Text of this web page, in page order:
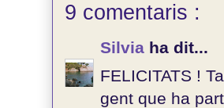
9 comentaris :
Silvia ha dit...
FELICITATS !
gent que ha